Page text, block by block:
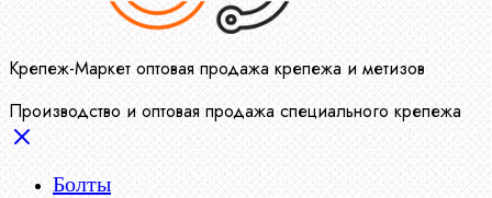
Крепеж-Маркет оптовая продажа крепежа и метизов
Производство и оптовая продажа специального крепежа
Болты